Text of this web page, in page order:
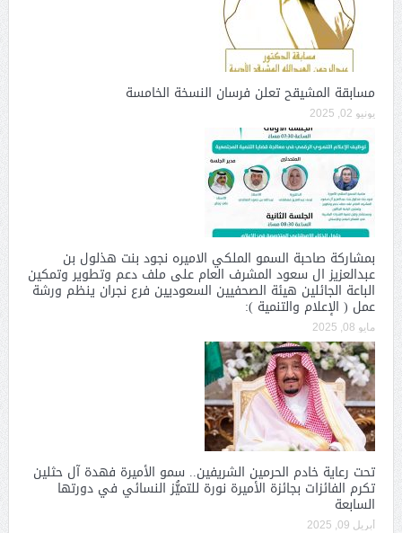
مسابقة المشيقح تعلن فرسان النسخة الخامسة
يونيو 02, 2025
بمشاركة صاحبة السمو الملكي الاميره نجود بنت هذلول بن
عبدالعزيز ال سعود المشرف العام على ملف دعم وتطوير وتمكين
الباعة الجائلين هيئة الصحفيين السعوديين فرع نجران ينظم ورشة
عمل ( الإعلام والتنمية ):
مايو 08, 2025
تحت رعاية خادم الحرمين الشريفين.. سمو الأميرة فهدة آل حثلين
تكرم الفائزات بجائزة الأميرة نورة للتميُّز النسائي في دورتها
السابعة
أبريل 09, 2025